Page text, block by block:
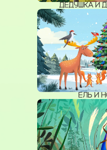
ДЕДУШКА И
ЕЛЬ И